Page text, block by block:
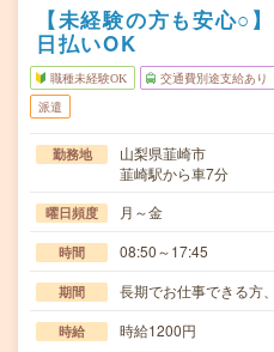
【未経験の方も安心○
日払いOK
職種未経験OK 交通費別途支給あり
派遣
勤務地
山梨県韮崎市
韮崎駅から車7分
曜日頻度 月～金
時間 08:50～17:45
期間 長期でお仕事できる方
時給 時給1200円